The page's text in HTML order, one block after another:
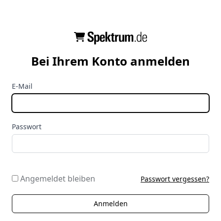
Bei Ihrem Konto anmelden
E-Mail
Passwort
Angemeldet bleiben Passwort vergessen?